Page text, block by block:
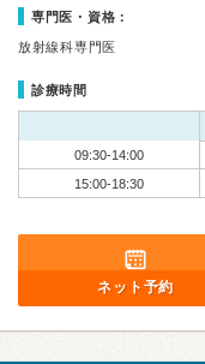
専門医・資格：
放射線科専門医
診療時間
09:30-14:00
15:00-18:30
ネット予約